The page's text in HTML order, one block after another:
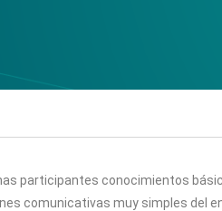
participantes conocimientos
comunicativas muy simples del